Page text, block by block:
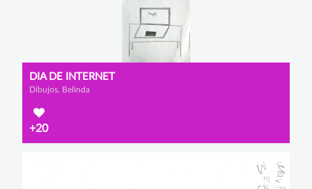
DIA DE INTERNET
Dibujos, Belinda
+20